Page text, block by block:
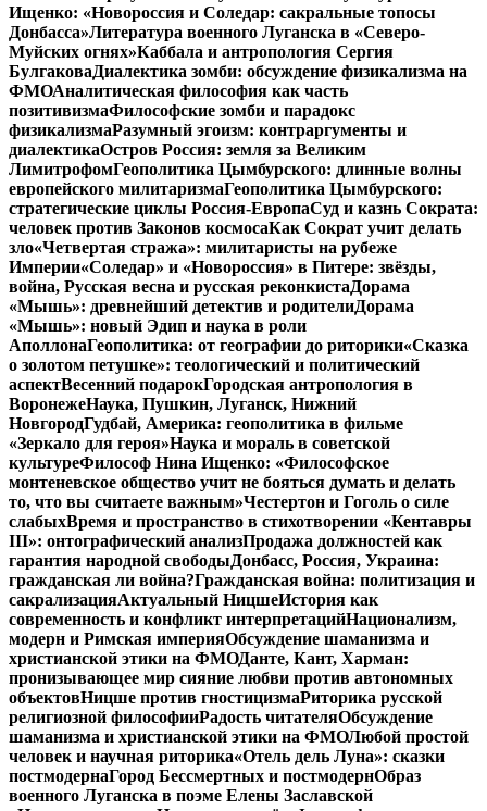
Ищенко: «Новороссия и Соледар: сакральные топосы
Донбасса»Литература военного Луганска в «Северо-
Муйских огнях»Каббала и антропология Сергия
БулгаковаДиалектика зомби: обсуждение физикализма на
ФМОАналитическая философия как часть
позитивизмаФилософские зомби и парадокс
физикализмаРазумный эгоизм: контраргументы и
диалектикаОстров Россия: земля за Великим
ЛимитрофомГеополитика Цымбурского: длинные волны
европейского милитаризмаГеополитика Цымбурского:
стратегические циклы Россия-ЕвропаСуд и казнь Сократа:
человек против Законов космосаКак Сократ учит делать
зло«Четвертая стража»: милитаристы на рубеже
Империи«Соледар» и «Новороссия» в Питере: звёзды,
война, Русская весна и русская реконкистаДорама
«Мышь»: древнейший детектив и родителиДорама
«Мышь»: новый Эдип и наука в роли
АполлонаГеополитика: от географии до риторики«Сказка
о золотом петушке»: теологический и политический
аспектВесенний подарокГородская антропология в
ВоронежеНаука, Пушкин, Луганск, Нижний
НовгородГудбай, Америка: геополитика в фильме
«Зеркало для героя»Наука и мораль в советской
культуреФилософ Нина Ищенко: «Философское
монтеневское общество учит не бояться думать и делать
то, что вы считаете важным»Честертон и Гоголь о силе
слабыхВремя и пространство в стихотворении «Кентавры
III»: онтографический анализПродажа должностей как
гарантия народной свободыДонбасс, Россия, Украина:
гражданская ли война?Гражданская война: политизация и
сакрализацияАктуальный НицшеИстория как
современность и конфликт интерпретацийНационализм,
модерн и Римская империяОбсуждение шаманизма и
христианской этики на ФМОДанте, Кант, Харман:
пронизывающее мир сияние любви против автономных
объектовНицше против гностицизмаРиторика русской
религиозной философииРадость читателяОбсуждение
шаманизма и христианской этики на ФМОЛюбой простой
человек и научная риторика«Отель дель Луна»: сказки
постмодернаГород Бессмертных и постмодернОбраз
военного Луганска в поэме Елены Заславской